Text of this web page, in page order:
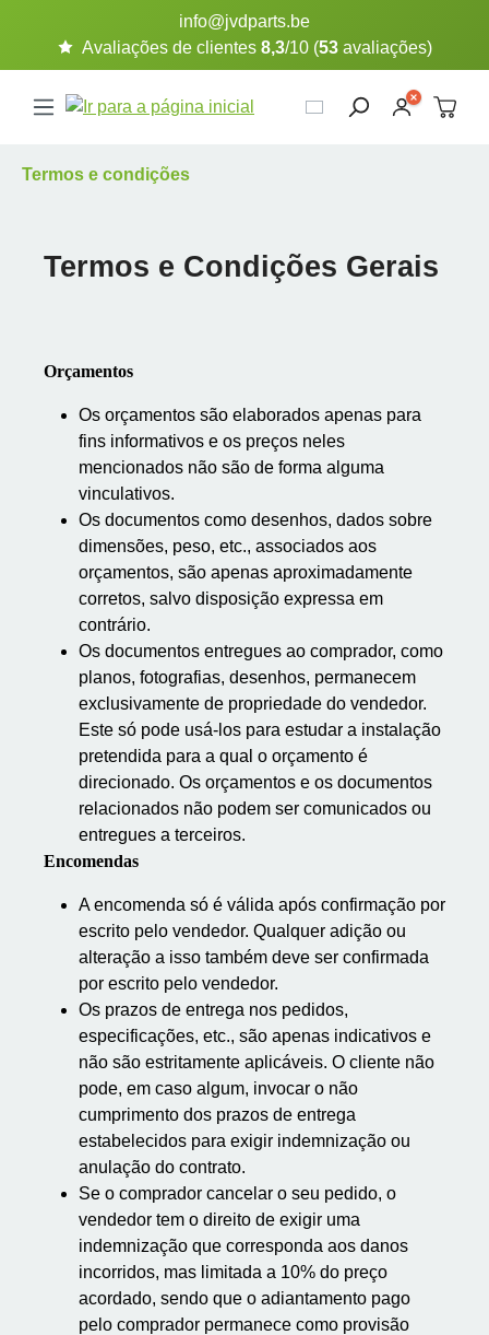
Ir para o conteúdo principalinfo@jvdparts.be
Avaliações de clientes 8,3/10 (53 avaliações)
Termos e condições
Termos e Condições Gerais
Orçamentos
Os orçamentos são elaborados apenas para
fins informativos e os preços neles
mencionados não são de forma alguma
vinculativos.
Os documentos como desenhos, dados sobre
dimensões, peso, etc., associados aos
orçamentos, são apenas aproximadamente
corretos, salvo disposição expressa em
contrário.
Os documentos entregues ao comprador, como
planos, fotografias, desenhos, permanecem
exclusivamente de propriedade do vendedor.
Este só pode usá-los para estudar a instalação
pretendida para a qual o orçamento é
direcionado. Os orçamentos e os documentos
relacionados não podem ser comunicados ou
entregues a terceiros.
Encomendas
A encomenda só é válida após confirmação por
escrito pelo vendedor. Qualquer adição ou
alteração a isso também deve ser confirmada
por escrito pelo vendedor.
Os prazos de entrega nos pedidos,
especificações, etc., são apenas indicativos e
não são estritamente aplicáveis. O cliente não
pode, em caso algum, invocar o não
cumprimento dos prazos de entrega
estabelecidos para exigir indemnização ou
anulação do contrato.
Se o comprador cancelar o seu pedido, o
vendedor tem o direito de exigir uma
indemnização que corresponda aos danos
incorridos, mas limitada a 10% do preço
acordado, sendo que o adiantamento pago
pelo comprador permanece como provisão